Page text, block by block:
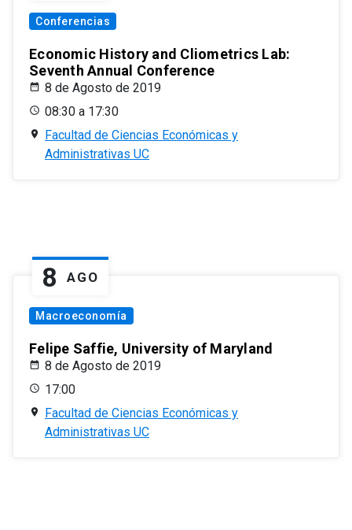
Conferencias
Economic History and Cliometrics Lab:
Seventh Annual Conference
8 de Agosto de 2019
08:30 a 17:30
Facultad de Ciencias Económicas y
Administrativas UC
8 AGO
Macroeconomía
Felipe Saffie, University of Maryland
8 de Agosto de 2019
17:00
Facultad de Ciencias Económicas y
Administrativas UC